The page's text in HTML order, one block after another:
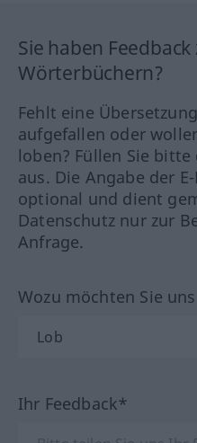
Sie haben
Wörterbüchern?
Fehlt eine
aufgefallen oder
loben? Füllen Sie bitte
aus. Die Angabe der
optional und dient
Datenschutz nur zur
Anfrage.
Wozu möchten Sie
Ihr Feedback*